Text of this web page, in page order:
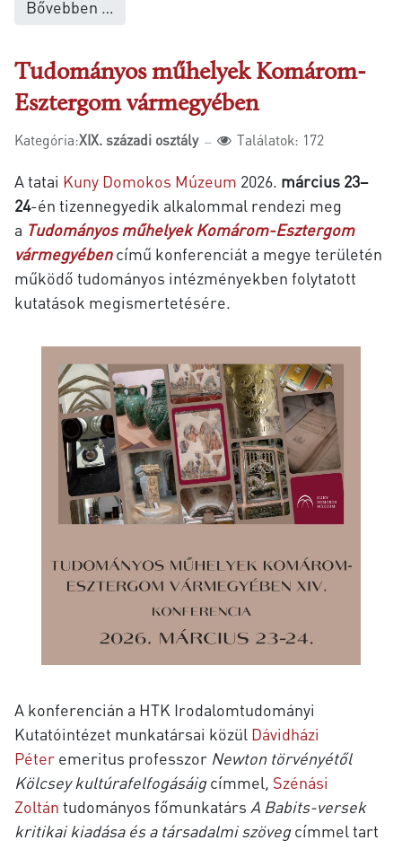
Bővebben …
Tudományos műhelyek Komárom-
Esztergom vármegyében
Kategória:XIX. századi osztály Találatok: 172
A tatai Kuny Domokos Múzeum 2026. március 23–
24-én tizennegyedik alkalommal rendezi meg
a Tudományos műhelyek Komárom-Esztergom
vármegyében című konferenciát a megye területén
működő tudományos intézményekben folytatott
kutatások megismertetésére.
A konferencián a HTK Irodalomtudományi
Kutatóintézet munkatársai közül Dávidházi
Péter emeritus professzor Newton törvényétől
Kölcsey kultúrafelfogásáigcímmel, Szénási
Zoltán tudományos főmunkatárs A Babits-versek
kritikai kiadása és a társadalmi szövegcímmel tart